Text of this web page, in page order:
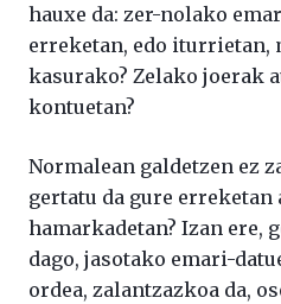
hauxe da: zer-nolako
erreketan, edo iturrietan,
kasurako? Zelako joerak
kontuetan?
Normalean galdetzen ez
gertatu da gure erreketan
hamarkadetan? Izan ere,
dago, jasotako emari-
ordea, zalantzazkoa da,